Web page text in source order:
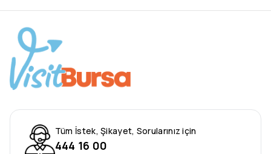
Tüm İstek, Şikayet, Sorularınız için
444 16 00